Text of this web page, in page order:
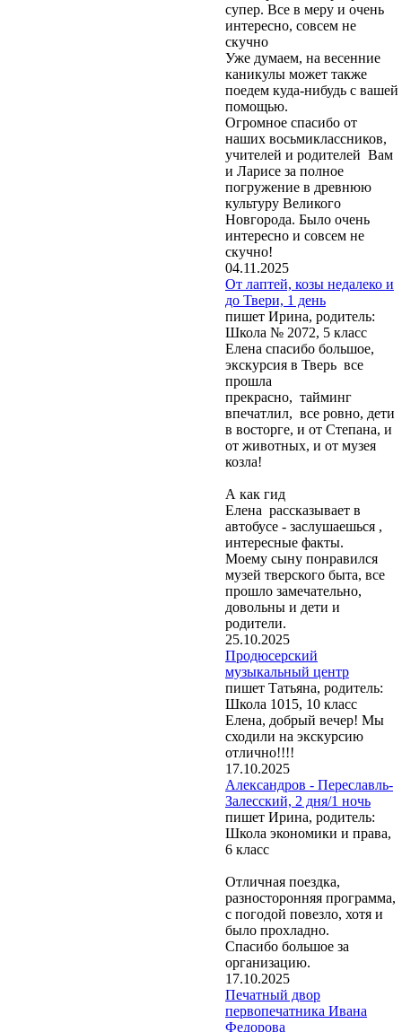
супер. Все в меру и очень
интересно, совсем не
скучно
Уже думаем, на весенние
каникулы может также
поедем куда-нибудь с вашей
помощью.
Огромное спасибо от
наших восьмиклассников,
учителей и родителей Вам
и Ларисе за полное
погружение в древнюю
культуру Великого
Новгорода. Было очень
интересно и совсем не
скучно!
04.11.2025
От лаптей, козы недалеко и
до Твери, 1 день
пишет Ирина, родитель:
Школа № 2072, 5 класс
Елена спасибо большое,
экскурсия в Тверь все
прошла
прекрасно, тайминг
впечатлил, все ровно, дети
в восторге, и от Степана, и
от животных, и от музея
козла!
А как гид
Елена рассказывает в
автобусе - заслушаешься ,
интересные факты.
Моему сыну понравился
музей тверского быта, все
прошло замечательно,
довольны и дети и
родители.
25.10.2025
Продюсерский
музыкальный центр
пишет Татьяна, родитель:
Школа 1015, 10 класс
Елена, добрый вечер! Мы
сходили на экскурсию
отлично!!!!
17.10.2025
Александров - Переславль-
Залесский, 2 дня/1 ночь
пишет Ирина, родитель:
Школа экономики и права,
6 класс
Отличная поездка,
разносторонняя программа,
с погодой повезло, хотя и
было прохладно.
Спасибо большое за
организацию.
17.10.2025
Печатный двор
первопечатника Ивана
Федорова